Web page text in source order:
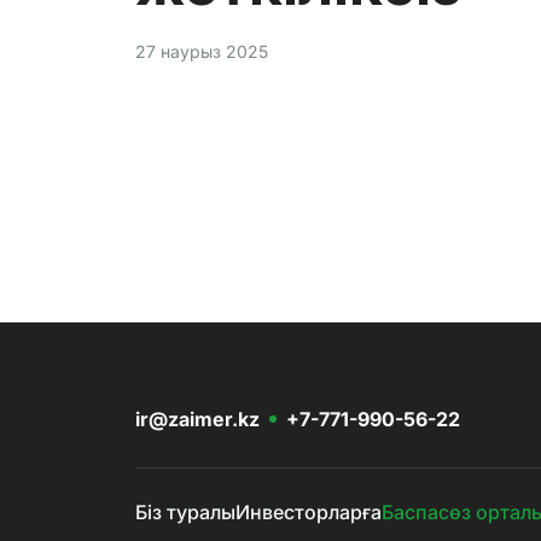
27 наурыз 2025
ir@zaimer.kz +7-771-990-56-22
Біз туралыИнвесторларғаБаспасөз